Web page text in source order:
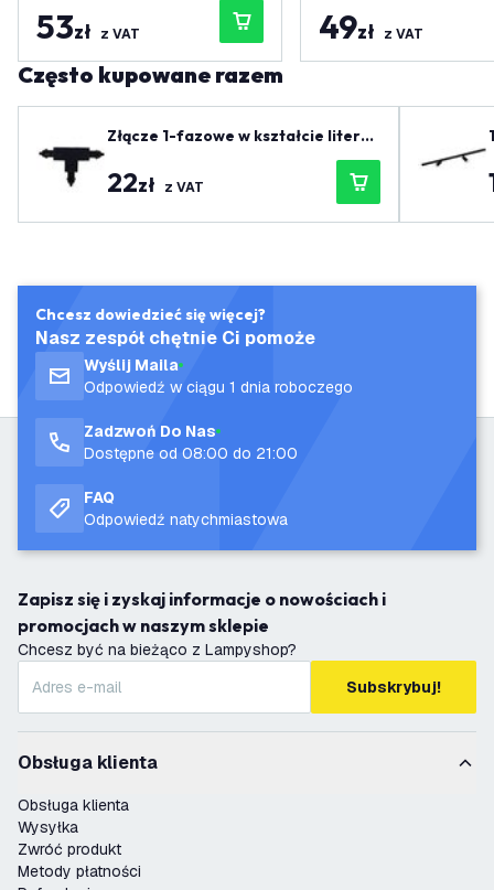
53zł z VAT 49zł z VAT
Często kupowane razem
Złącze 1-fazowe w kształcie litery
22zł z VAT
Chcesz dowiedzieć się więcej?
Nasz zespół chętnie Ci pomoże
Wyślij Maila
Odpowiedź w ciągu 1 dnia roboczego
Zadzwoń Do Nas
Dostępne od 08:00 do 21:00
FAQ
Odpowiedź natychmiastowa
Zapisz się i zyskaj informacje o nowościach i
promocjach w naszym sklepie
Chcesz być na bieżąco z Lampyshop?
Subskrybuj!
Obsługa klienta
Obsługa klienta
Wysyłka
Zwróć produkt
Metody płatności